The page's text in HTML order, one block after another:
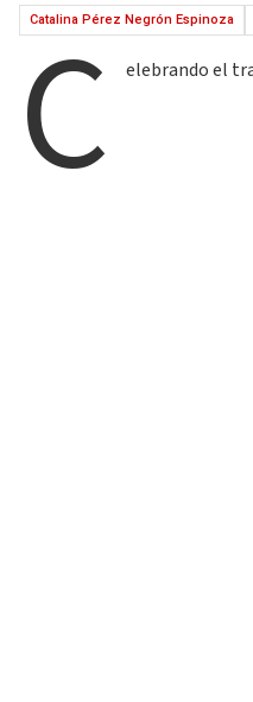
Catalina Pérez Negrón Espinoza
C elebrando el